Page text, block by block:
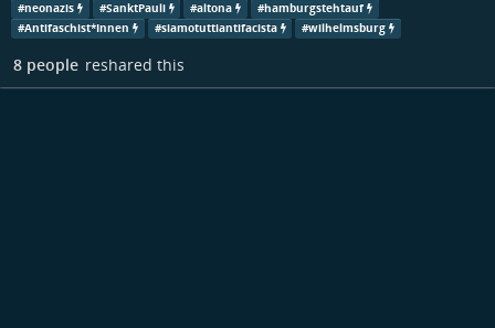
#neonazis #SanktPauli #altona #hamburgstehtauf
#Antifaschist*Innen #siamotuttiantifacista #wilhelmsburg
8 people reshared this